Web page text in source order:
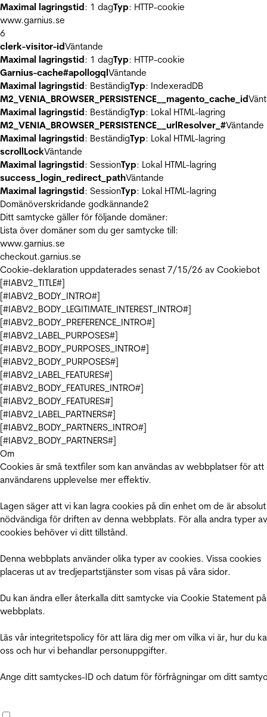
Maximal lagringstid: 1 dagTyp: HTTP-cookie
www.garnius.se
6
clerk-visitor-idVäntande
Maximal lagringstid: 1 dagTyp: HTTP-cookie
Garnius-cache#apollogqlVäntande
Maximal lagringstid: BeständigTyp: IndexeradDB
M2_VENIA_BROWSER_PERSISTENCE__magento_cache_id
Maximal lagringstid: BeständigTyp: Lokal HTML-lagring
M2_VENIA_BROWSER_PERSISTENCE__urlResolver_#Väntande
Maximal lagringstid: BeständigTyp: Lokal HTML-lagring
scrollLockVäntande
Maximal lagringstid: SessionTyp: Lokal HTML-lagring
success_login_redirect_pathVäntande
Maximal lagringstid: SessionTyp: Lokal HTML-lagring
Domänöverskridande godkännande2
Ditt samtycke gäller för följande domäner:
Lista över domäner som du ger samtycke till:
www.garnius.se
checkout.garnius.se
Cookie-deklaration uppdaterades senast 7/15/26 av Cookiebot
[#IABV2_TITLE#]
[#IABV2_BODY_INTRO#]
[#IABV2_BODY_LEGITIMATE_INTEREST_INTRO#]
[#IABV2_BODY_PREFERENCE_INTRO#]
[#IABV2_LABEL_PURPOSES#]
[#IABV2_BODY_PURPOSES_INTRO#]
[#IABV2_BODY_PURPOSES#]
[#IABV2_LABEL_FEATURES#]
[#IABV2_BODY_FEATURES_INTRO#]
[#IABV2_BODY_FEATURES#]
[#IABV2_LABEL_PARTNERS#]
[#IABV2_BODY_PARTNERS_INTRO#]
[#IABV2_BODY_PARTNERS#]
Om
Cookies är små textfiler som kan användas av webbplatser för att
användarens upplevelse mer effektiv.
Lagen säger att vi kan lagra cookies på din enhet om de är absolut
nödvändiga för driften av denna webbplats. För alla andra typer av
cookies behöver vi ditt tillstånd.
Denna webbplats använder olika typer av cookies. Vissa cookies
placeras ut av tredjepartstjänster som visas på våra sidor.
Du kan ändra eller återkalla ditt samtycke via Cookie Statement
webbplats.
Läs vår integritetspolicy för att lära dig mer om vilka vi är, hur du
oss och hur vi behandlar personuppgifter.
Ange ditt samtyckes-ID och datum för förfrågningar om ditt